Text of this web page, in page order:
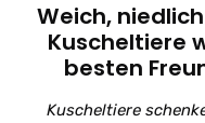
Weich,
Kuscheltiere
besten
Kuscheltiere